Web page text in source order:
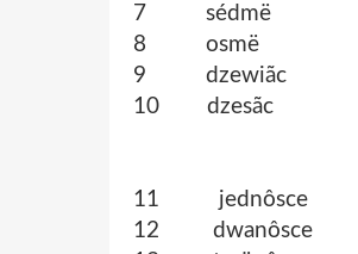
7 sédmë
8 osmë
9 dzewiãc
10 dzesãc
11 jednôsce
12 dwanôsce